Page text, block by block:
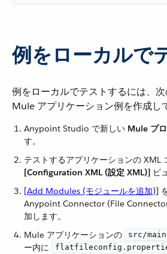
例をローカルで
例をローカルでテストするには、
Mule アプリケーション例を作成し
Anypoint Studio で新しい ​ Mule プ
す。
テストするアプリケーションの XML
[Configuration XML (設定 XML)] ビ
[Add Modules (モジュールを追加)]​
Anypoint Connector (File
加します。
Mule アプリケーションの ​
src/
ー内に ​